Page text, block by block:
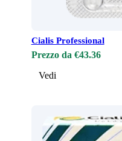
Cialis Professional
Prezzo da €43.36
Vedi